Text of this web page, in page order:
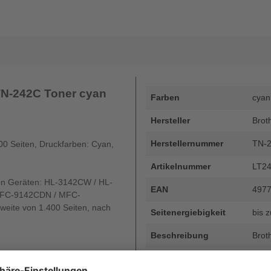
242C Toner cyan
Seiten, Druckfarben: Cyan,
Geräten: HL-3142CW / HL-
9142CDN / MFC-
von 1.400 Seiten, nach
Farben cyan
Hersteller
Herstellernummer TN-
Artikelnummer
EAN
Seitenergiebigkeit bis
Beschreibung